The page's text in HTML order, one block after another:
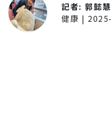
記者:郭懿慧
健康 |